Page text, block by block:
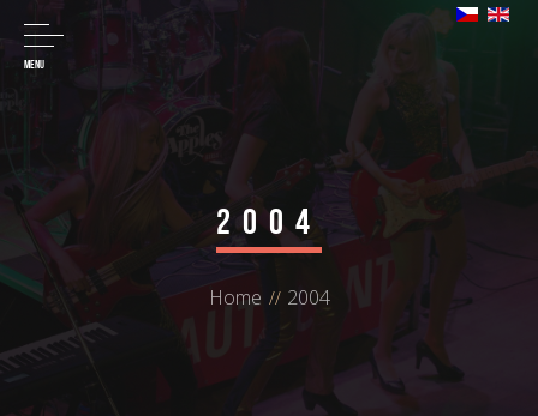
MENU
2004
Home 2004